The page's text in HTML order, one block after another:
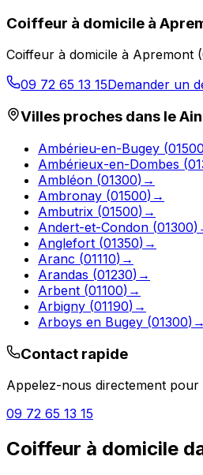
Coiffeur à domicile à
Coiffeur à domicile à Apremont (
09 72 65 13 15Demander un
Villes proches dans leAin
Ambérieu-en-Bugey (01500
Ambérieux-en-Dombes (
Ambléon (01300) →
Ambronay (01500) →
Ambutrix (01500) →
Andert-et-Condon (01300)
Anglefort (01350) →
Aranc (01110) →
Arandas (01230) →
Arbent (01100) →
Arbigny (01190) →
Arboys en Bugey (01300) →
Contact rapide
Appelez-nous directement pour
09 72 65 13 15
Coiffeur à domicile